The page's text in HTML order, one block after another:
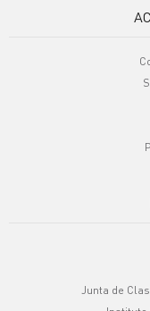
Junta de